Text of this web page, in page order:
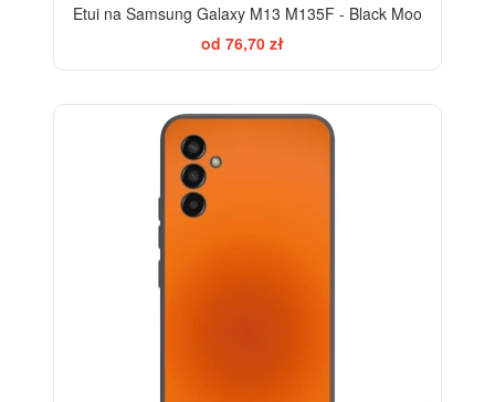
Etui na Samsung Galaxy M13 M135F - Black Moo
od 76,70 zł